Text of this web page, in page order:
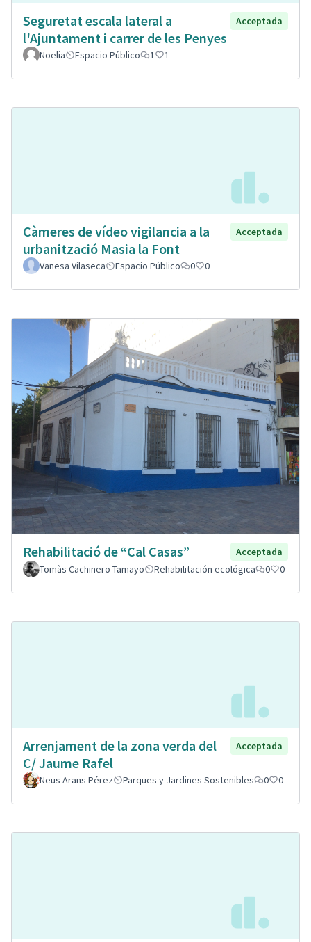
Seguretat escala lateral a
l'Ajuntament i carrer de les Penyes
Acceptada
Noelia Espacio Público 1 1
Càmeres de vídeo vigilancia a la
urbanització Masia la Font
Acceptada
Vanesa Vilaseca Espacio Público 0 0
Rehabilitació de “Cal Casas”
Acceptada
Tomàs Cachinero Tamayo
Rehabilitación ecológica 0 0
Arrenjament de la zona verda del
C/ Jaume Rafel
Acceptada
Neus Arans Pérez Parques y Jardines Sostenibles 0 0